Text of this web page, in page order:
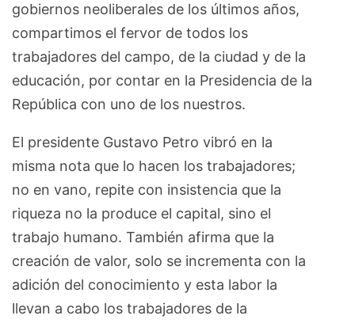
gobiernos neoliberales de los últimos años,
compartimos el fervor de todos los
trabajadores del campo, de la ciudad y de la
educación, por contar en la Presidencia de la
República con uno de los nuestros.
El presidente Gustavo Petro vibró en la
misma nota que lo hacen los trabajadores;
no en vano, repite con insistencia que la
riqueza no la produce el capital, sino el
trabajo humano. También afirma que la
creación de valor, solo se incrementa con la
adición del conocimiento y esta labor la
llevan a cabo los trabajadores de la